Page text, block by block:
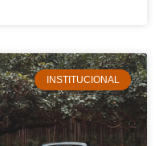
INSTITUCIONAL